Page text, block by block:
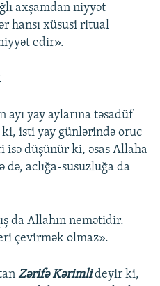
axşamdan niyyət
hansı xüsusi ritual
edir».
yay aylarına təsadüf
isti yay günlərində оruс
düşünür ki, əsas Allaha
aclığa-susuzluğa da
da Allahın nemətidir.
çevirmək olmaz».
Zərifə Kərimlideyir ki,